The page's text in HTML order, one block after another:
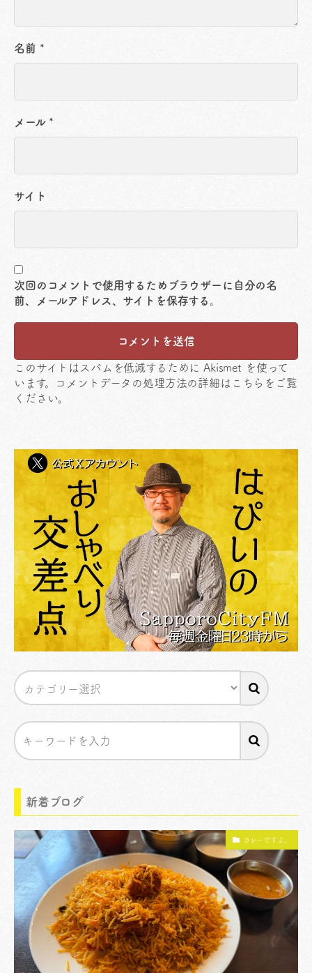
名前 *
メール *
サイト
次回のコメントで使用するためブラウザーに自分の名
前、メールアドレス、サイトを保存する。
このサイトはスパムを低減するために Akismet を使って
います。
コメントデータの処理方法の詳細はこちらをご覧
ください。
新着ブログ
カレーですよ。